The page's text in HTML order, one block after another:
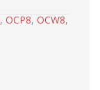
, OCP8, OCW8,